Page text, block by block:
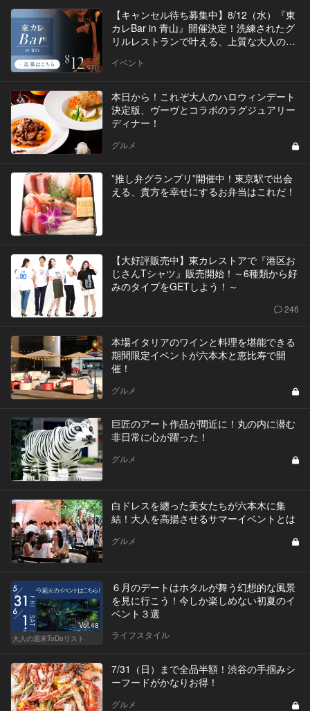
【キャンセル待ち募集中】8/12（水）『東
カレBar in 青山』開催決定！洗練されたグ
リルレストランで叶える、上質な大人の出
イベント
本日から！これぞ大人のハロウィンデート
決定版、ヴーヴとコラボのラグジュアリー
ディナー！
グルメ
”推し弁グランプリ”開催中！東京駅で出会
える、貴方を幸せにするお弁当はこれだ！
【大好評販売中】東カレストアで『港区お
じさんTシャツ』販売開始！～6種類から好
みのタイプをGETしよう！～
246
本場イタリアのワインと料理を堪能できる
期間限定イベントが六本木と恵比寿で開
催！
グルメ
巨匠のアート作品が間近に！丸の内に潜む
非日常に心が躍った！
グルメ
白ドレスを纏った美女たちが六本木に集
結！大人を高揚させるサマーイベントとは
グルメ
Vol.48
大人の週末ToDoリスト
６月のデートはホタルが舞う幻想的な風景
を見に行こう！今しか楽しめない初夏のイ
ベント３選
ライフスタイル
7/31（日）まで全品半額！渋谷の手掴みシ
ーフードがかなりお得！
グルメ